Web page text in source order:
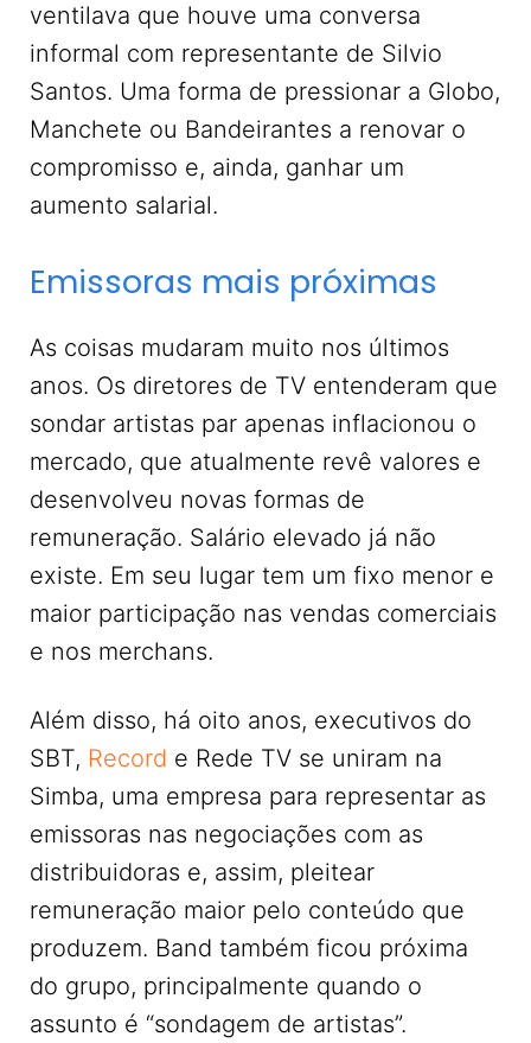
ventilava que houve uma conversa
informal com representante de Silvio
Santos. Uma forma de pressionar a Globo,
Manchete ou Bandeirantes a renovar o
compromisso e, ainda, ganhar um
aumento salarial.
Emissoras mais próximas
As coisas mudaram muito nos últimos
anos. Os diretores de TV entenderam que
sondar artistas par apenas inflacionou o
mercado, que atualmente revê valores e
desenvolveu novas formas de
remuneração. Salário elevado já não
existe. Em seu lugar tem um fixo menor e
maior participação nas vendas comerciais
e nos merchans.
Além disso, há oito anos, executivos do
SBT, Record e Rede TV se uniram na
Simba, uma empresa para representar as
emissoras nas negociações com as
distribuidoras e, assim, pleitear
remuneração maior pelo conteúdo que
produzem. Band também ficou próxima
do grupo, principalmente quando o
assunto é “sondagem de artistas”.